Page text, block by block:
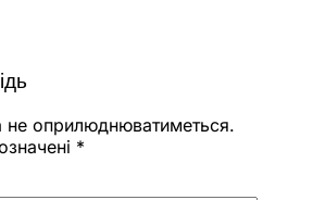
оприлюднюватиметься.
*